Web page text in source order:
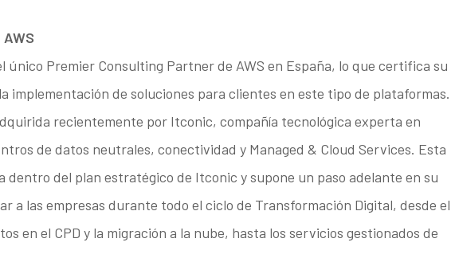
único Premier Consulting Partner de AWS en España, lo que certifica su
implementación de soluciones para clientes en este tipo de plataformas.
recientemente por Itconic, compañía tecnológica experta en
de datos neutrales, conectividad y Managed & Cloud Services. Esta
dentro del plan estratégico de Itconic y supone un paso adelante en su
a las empresas durante todo el ciclo de Transformación Digital, desde el
en el CPD y la migración a la nube, hasta los servicios gestionados de